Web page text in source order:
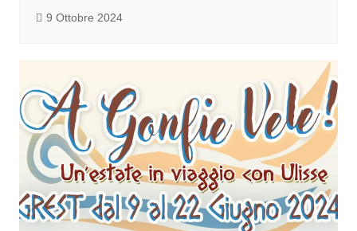
9 Ottobre 2024